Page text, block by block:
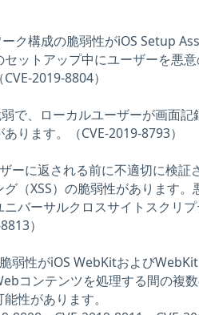
ク構成の脆弱性がiOS Setup
ットアップ中にユーザーを悪
2019-8804）
で、ローカルユーザーが画面
ります。（CVE-2019-8793）
ーに返される前に不適切に検証
（XSS）の脆弱性があります
バーサルクロスサイトスクリ
）
弱性がiOS WebKitおよび
コンテンツを処理する間の複数
性があります。